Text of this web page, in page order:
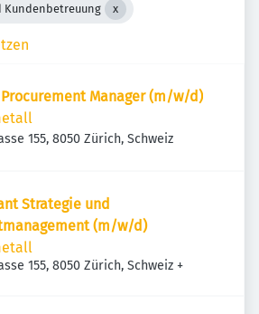
Manager (m/w/d)
155, 8050 Zürich, Schweiz
Strategie und
(m/w/d)
155, 8050 Zürich, Schweiz +